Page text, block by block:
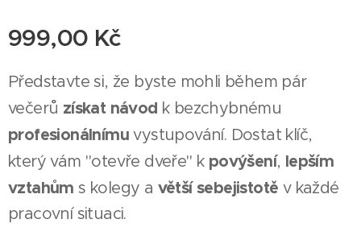
999,00 Kč
Představte si, že byste mohli během pár
večerů získat návod k bezchybnému
profesionálnímuvystupování. Dostat klíč,
který vám "otevře dveře" k povýšení, lepším
vztahům s kolegy a větší sebejistotě v každé
pracovní situaci.